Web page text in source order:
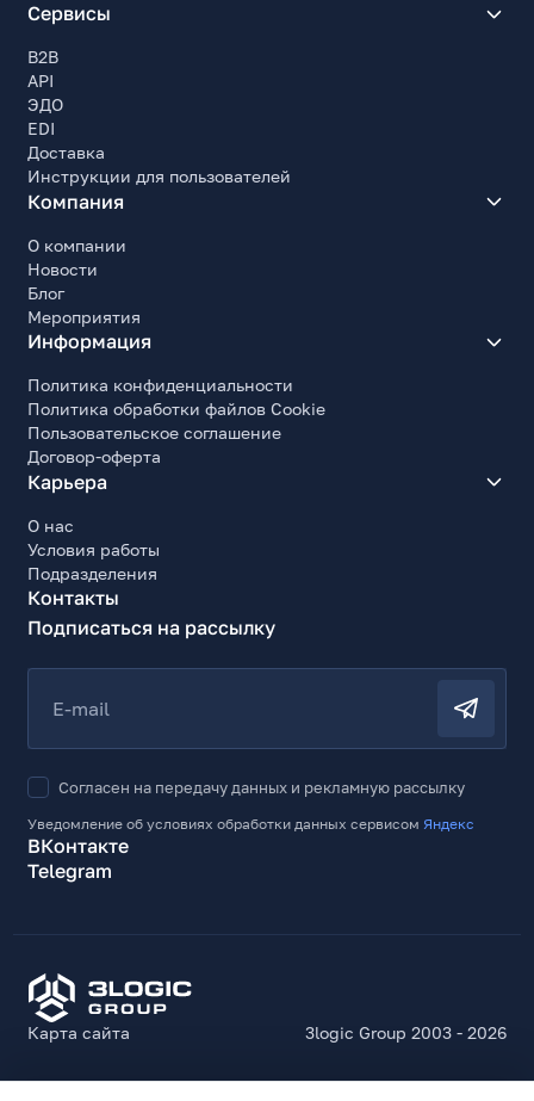
Сервисы
B2B
API
ЭДО
EDI
Доставка
Инструкции для пользователей
Компания
О компании
Новости
Блог
Мероприятия
Информация
Политика конфиденциальности
Политика обработки файлов Cookie
Пользовательское соглашение
Договор-оферта
Карьера
О нас
Условия работы
Подразделения
Контакты
Подписаться на рассылку
E-mail
Согласен на передачу данных и рекламную рассылку
Уведомление об условиях обработки данных сервисом Яндекс
ВКонтакте
Telegram
Карта сайта 3logic Group 2003 - 2026